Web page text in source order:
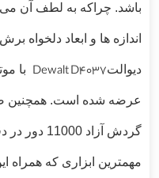
باشد. چراکه به لطف آن می
اندازه ها و ابعاد دلخواه
دیوالتDewalt D4037
عرضه شده است. همچنین
گردش آزاد
مهمترین ابزاری که